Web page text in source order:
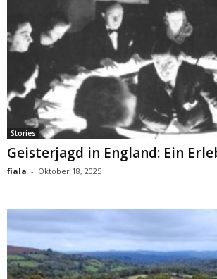
Stories
Geisterjagd in England: Ein
fiala - Oktober 18, 2025